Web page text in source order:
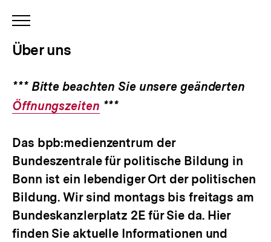
INHALTSNAVIGATION
Über uns
*** Bitte beachten Sie unsere geänderten
Öffnungszeiten ***
Das bpb:medienzentrum der
Bundeszentrale für politische Bildung in
Bonn ist ein lebendiger Ort der politischen
Bildung. Wir sind montags bis freitags am
Bundeskanzlerplatz 2Efür Sie da. Hier
finden Sie aktuelle Informationen und